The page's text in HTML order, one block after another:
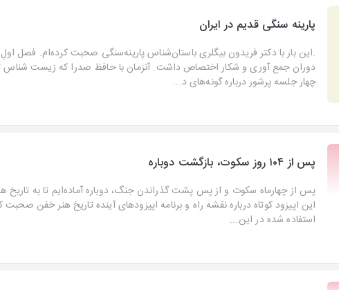
پارینه سنگی قدیم در ایران
.این بار با دکتر فریدون بیگلری باستان‌شناس پارینه‌سنگی صحبت کرده‌ام. فصل
دوران جمع آوری و شکار اختصاص داشت. آنزمان با حافظ صدرا که زیست شناس
چهار جلسه پرشور درباره گونه‌های د...
پس از ۱۰۴ روز سکوت، بازگشت دوباره
پس از چهار‌ماه سکوت و از پس پشت گذراندن جنگ، دوباره آماده‌ایم تا به تاریخ
این اپیزود کوتاه درباره نقشه راه و برنامه اپیزودهای آینده تاریخ هنر خفن
استفاده شده در این...